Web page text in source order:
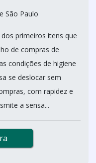
São Paulo
primeiros itens que
de compras de
condições de higiene
se deslocar sem
com rapidez e
a sensa...